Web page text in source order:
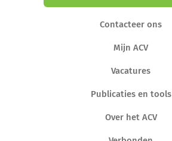
Contacteer ons
Mijn ACV
Vacatures
Publicaties en tools
Over het ACV